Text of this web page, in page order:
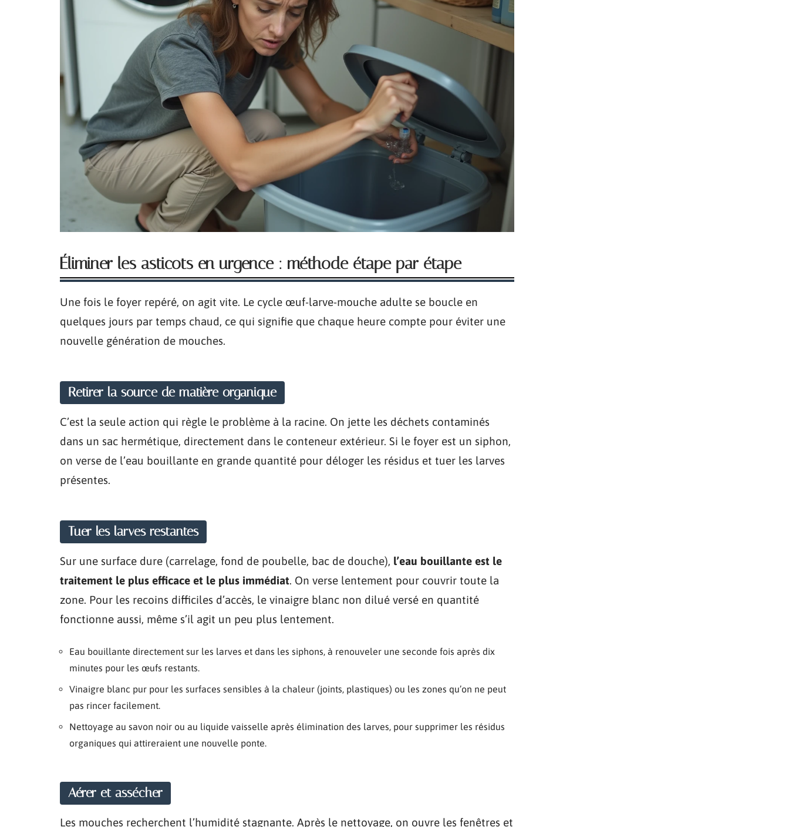
Éliminer les asticots en urgence : méthode étape par étape
Une fois le foyer repéré, on agit vite. Le cycle œuf-larve-mouche adulte se boucle en
quelques jours par temps chaud, ce qui signifie que chaque heure compte pour éviter une
nouvelle génération de mouches.
Retirer la source de matière organique
C’est la seule action qui règle le problème à la racine. On jette les déchets contaminés
dans un sac hermétique, directement dans le conteneur extérieur. Si le foyer est un siphon,
on verse de l’eau bouillante en grande quantité pour déloger les résidus et tuer les larves
présentes.
Tuer les larves restantes
Sur une surface dure (carrelage, fond de poubelle, bac de douche), l’eau bouillante est le
traitement le plus efficace et le plus immédiat. On verse lentement pour couvrir toute la
zone. Pour les recoins difficiles d’accès, le vinaigre blanc non dilué versé en quantité
fonctionne aussi, même s’il agit un peu plus lentement.
Eau bouillante directement sur les larves et dans les siphons, à renouveler une seconde fois après dix
minutes pour les œufs restants.
Vinaigre blanc pur pour les surfaces sensibles à la chaleur (joints, plastiques) ou les zones qu’on ne peut
pas rincer facilement.
Nettoyage au savon noir ou au liquide vaisselle après élimination des larves, pour supprimer les résidus
organiques qui attireraient une nouvelle ponte.
Aérer et assécher
Les mouches recherchent l’humidité stagnante. Après le nettoyage, on ouvre les fenêtres et